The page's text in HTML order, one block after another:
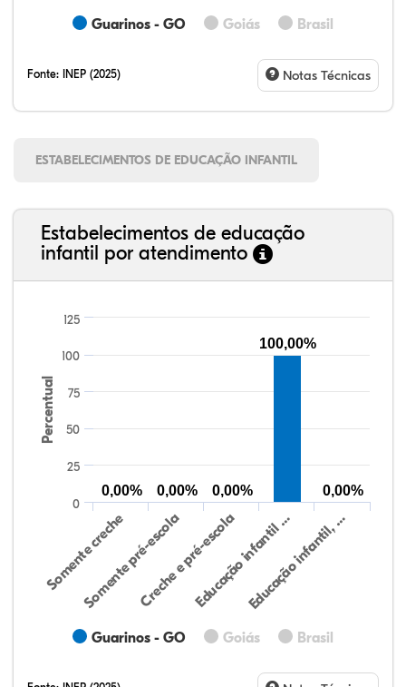
Guarinos - GO Goiás Brasil
Fonte: INEP (2025) Notas Técnicas
ESTABELECIMENTOS DE EDUCAÇÃO INFANTIL
Estabelecimentos de educação
infantil por atendimento
Percentual
Guarinos - GO Goiás Brasil
Somente creche
Somente pré-escolaCreche e pré-escolaEducação infantil …
Educação infantil, …
0
25
50
75
100
125
0,00% 0,00% 0,00%
100,00%
0,00%